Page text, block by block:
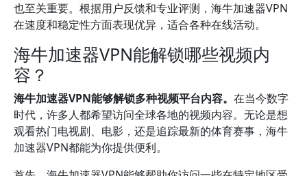
也至关重要。根据用户反馈和专业评测，海牛加速器VPN
在速度和稳定性方面表现优异，适合各种在线活动。
海牛加速器VPN能解锁哪些视频内
容？
海牛加速器VPN能够解锁多种视频平台内容。 在当今数字
时代，许多人都希望访问全球各地的视频内容。无论是想
观看热门电视剧、电影，还是追踪最新的体育赛事，海牛
加速器VPN都能为你提供便利。